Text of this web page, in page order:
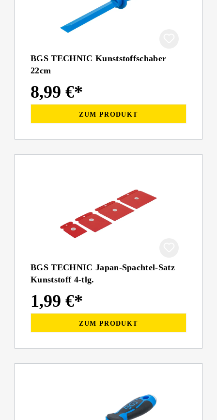
BGS TECHNIC Kunststoffschaber
22cm
8,99 €*
ZUM PRODUKT
BGS TECHNIC Japan-Spachtel-Satz
Kunststoff 4-tlg.
1,99 €*
ZUM PRODUKT